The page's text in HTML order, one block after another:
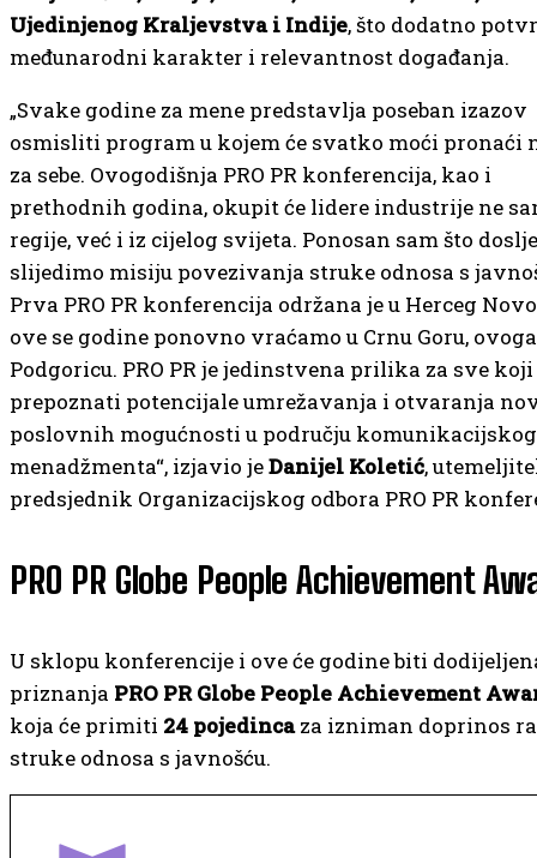
Ujedinjenog Kraljevstva i Indije, što dodatno
međunarodni karakter i relevantnost događanja.
„Svake godine za mene predstavlja poseban izazov
osmisliti program u kojem će svatko moći pronaći
za sebe. Ovogodišnja PRO PR konferencija, kao i
prethodnih godina, okupit će lidere industrije ne
regije, već i iz cijelog svijeta. Ponosan sam što
slijedimo misiju povezivanja struke odnosa s
Prva PRO PR konferencija održana je u Herceg
ove se godine ponovno vraćamo u Crnu Goru,
Podgoricu. PRO PR je jedinstvena prilika za sve koji
prepoznati potencijale umrežavanja i otvaranja
poslovnih mogućnosti u području komunikacijskog
menadžmenta“, izjavio jeDanijel Koletić,
predsjednik Organizacijskog odbora PRO PR
PRO PR Globe People Achievement
U sklopu konferencije i ove će godine biti
priznanja PRO PR Globe People Achievement
koja će primiti 24 pojedincaza izniman doprinos
struke odnosa s javnošću.